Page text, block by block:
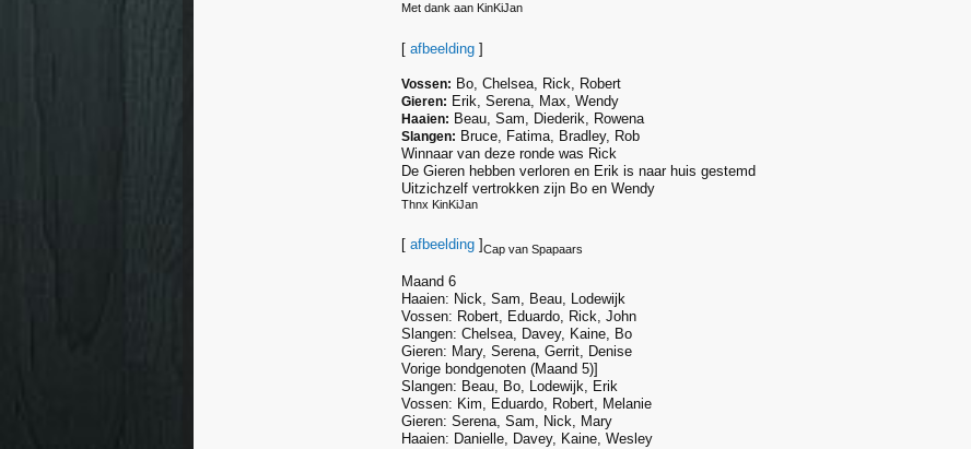
Met dank aan KinKiJan
[ afbeelding ]
Vossen: Bo, Chelsea, Rick, Robert
Gieren: Erik, Serena, Max, Wendy
Haaien: Beau, Sam, Diederik, Rowena
Slangen: Bruce, Fatima, Bradley, Rob
Winnaar van deze ronde was Rick
De Gieren hebben verloren en Erik is naar huis gestemd
Uitzichzelf vertrokken zijn Bo en Wendy
Thnx KinKiJan
[ afbeelding ]Cap van Spapaars
Maand 6
Haaien: Nick, Sam, Beau, Lodewijk
Vossen: Robert, Eduardo, Rick, John
Slangen: Chelsea, Davey, Kaine, Bo
Gieren: Mary, Serena, Gerrit, Denise
Vorige bondgenoten (Maand 5)]
Slangen: Beau, Bo, Lodewijk, Erik
Vossen: Kim, Eduardo, Robert, Melanie
Gieren: Serena, Sam, Nick, Mary
Haaien: Danielle, Davey, Kaine, Wesley